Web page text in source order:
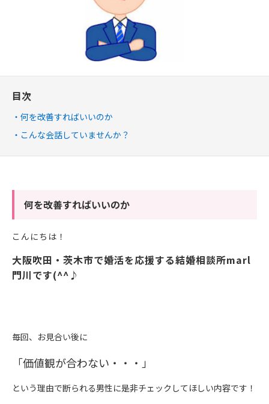
目次
何を改善すればいいのか
こんな会話していませんか？
何を改善すればいいのか
こんにちは！
大阪吹田・茨木市で婚活を応援する結婚相談所marl
門川です(^^♪
毎回、お見合い後に
「価値観が合わない・・・」
という理由で断られる男性に是非チェックしてほしい内容です！